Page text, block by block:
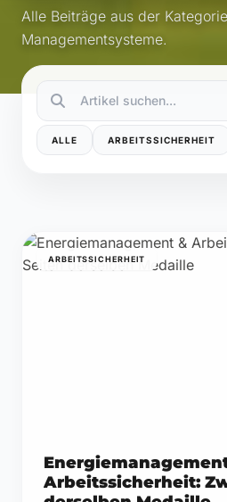
Alle Beiträge aus der Kategorie
Managementsysteme.
ALLE ARBEITSSICHERHEIT
ARBEITSSICHERHEIT
Arbeitssicherheit: